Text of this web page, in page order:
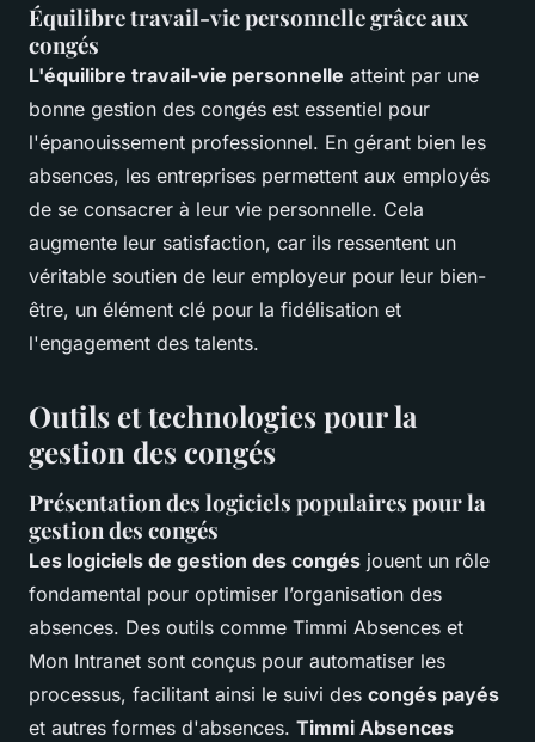
Équilibre travail-vie personnelle grâce aux
congés
L'équilibre travail-vie personnelle atteint par une
bonne gestion des congés est essentiel pour
l'épanouissement professionnel. En gérant bien les
absences, les entreprises permettent aux employés
de se consacrer à leur vie personnelle. Cela
augmente leur satisfaction, car ils ressentent un
véritable soutien de leur employeur pour leur bien-
être, un élément clé pour la fidélisation et
l'engagement des talents.
Outils et technologies pour la
gestion des congés
Présentation des logiciels populaires pour la
gestion des congés
Les logiciels de gestion des congés jouent un rôle
fondamental pour optimiser l’organisation des
absences. Des outils comme Timmi Absences et
Mon Intranet sont conçus pour automatiser les
processus, facilitant ainsi le suivi des congés payés
et autres formes d'absences. Timmi Absences